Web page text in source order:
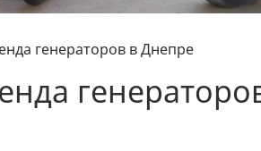
генераторов в Днепре